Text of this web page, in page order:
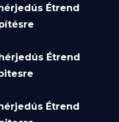
Étrend
Étrend
Étrend